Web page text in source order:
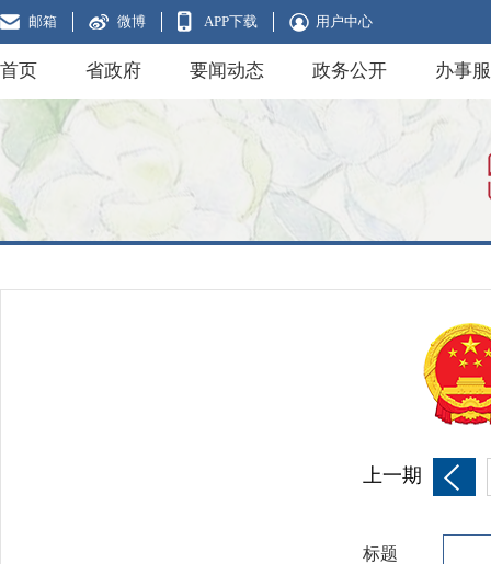
邮箱 微博 APP下载 用户中心
首页 省政府 要闻动态 政务公开 办事
上一期
标题